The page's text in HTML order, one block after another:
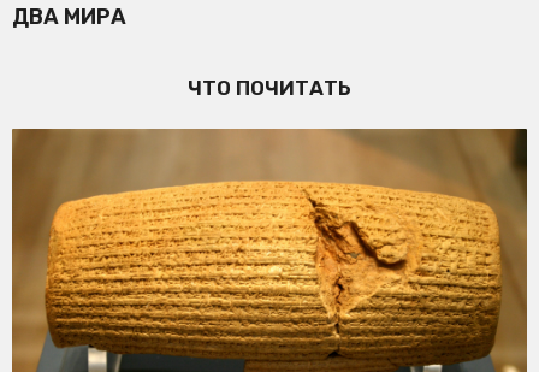
ДВА МИРА
ЧТО ПОЧИТАТЬ